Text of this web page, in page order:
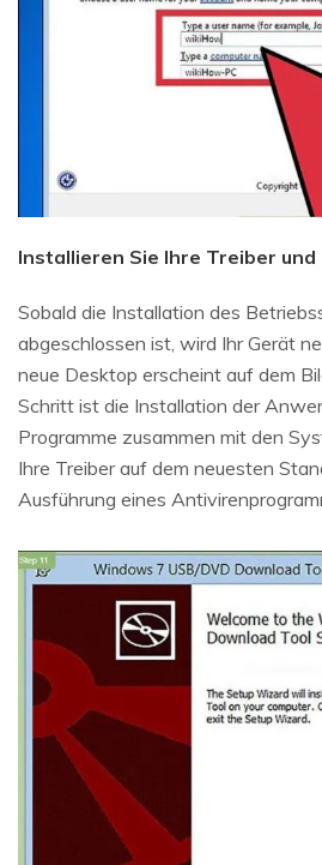
Installieren Sie Ihre Treiber und
Sobald die Installation des
abgeschlossen ist, wird Ihr Gerät
neue Desktop erscheint auf dem
Schritt ist die Installation der
Programme zusammen mit den
Ihre Treiber auf dem neuesten
Ausführung eines